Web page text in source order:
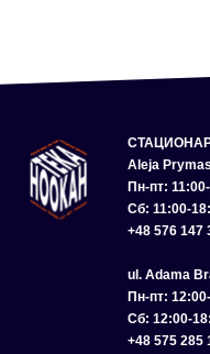
Aleja
Пн-пт:
Сб: 11:00-
+48 576
ul. Adama
Пн-пт:
Сб: 12:00-
+48 575